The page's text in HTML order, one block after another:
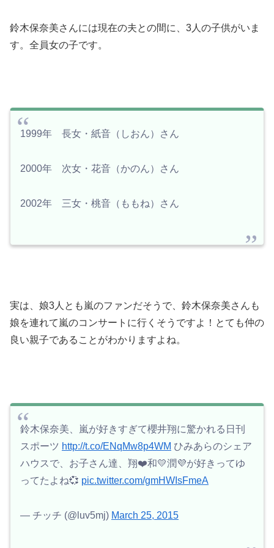
鈴木保奈美さんには現在の夫との間に、3人の子供がいま
す。全員女の子です。
1999年 長女・紙音（しおん）さん
2000年 次女・花音（かのん）さん
2002年 三女・桃音（ももね）さん
実は、娘3人とも嵐のファンだそうで、鈴木保奈美さんも
娘を連れて嵐のコンサートに行くそうですよ！とても仲の
良い親子であることがわかりますよね。
鈴木保奈美、嵐が好きすぎて櫻井翔に驚かれる日刊
スポーツ http://t.co/ENqMw8p4WM ひみあらのシェア
ハウスで、お子さん達、翔❤️和💛潤💜が好きってゆ
ってたよね💞 pic.twitter.com/gmHWIsFmeA
— チッチ (@luv5mj) March 25, 2015